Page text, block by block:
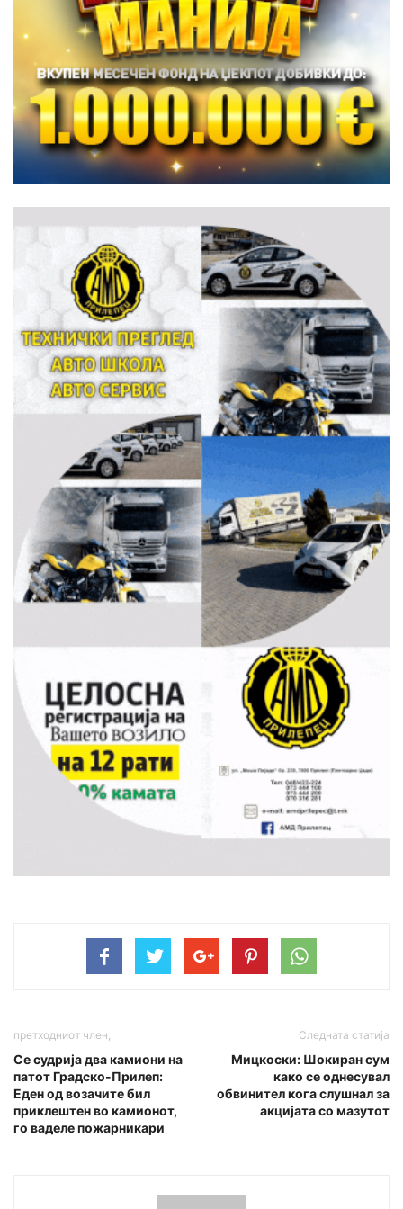
претходниот член,
Се судрија два камиони на
патот Градско-Прилеп:
Еден од возачите бил
приклештен во камионот,
го ваделе пожарникари
Следната статија
Мицкоски: Шокиран сум
како се однесувал
обвинител кога слушнал за
акцијата со мазутот